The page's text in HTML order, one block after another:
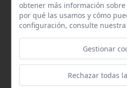
Contacta con nosotros a
587 870
obtener más información sobre
por qué las usamos y cómo
configuración, consulte nuestra
Gestionar
Rechazar todas